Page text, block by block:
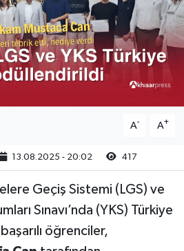
A- A+
13.08.2025 - 20:02 417
Geçiş Sistemi (LGS) ve
Sınavı’nda (YKS) Türkiye
öğrenciler,